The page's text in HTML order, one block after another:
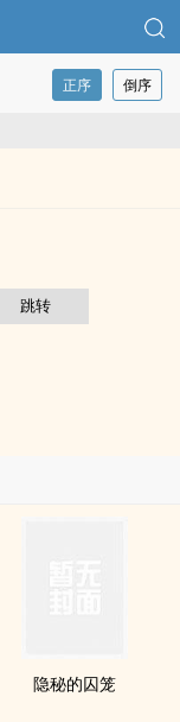
正序 倒序
隐秘的囚笼